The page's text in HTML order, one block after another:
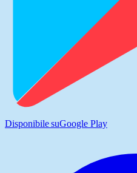
Disponibile suGoogle Play